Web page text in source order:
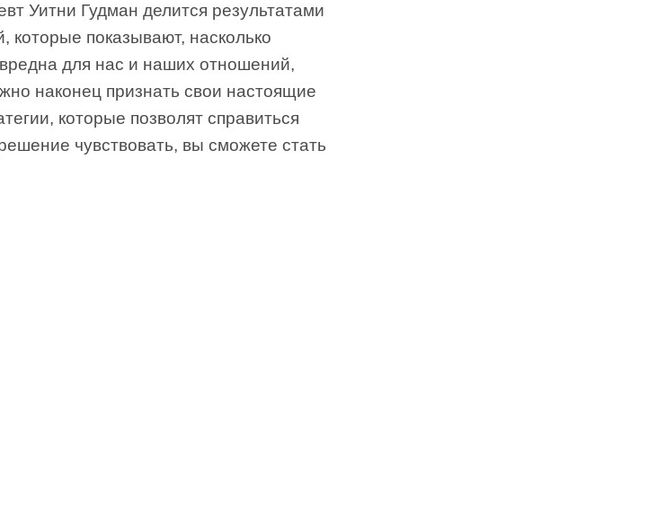
Уитни Гудман делится результатами
которые показывают, насколько
вредна для нас и наших отношений,
наконец признать свои настоящие
которые позволят справиться
чувствовать, вы сможете стать